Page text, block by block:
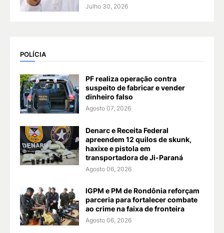
Julho 30, 2026
POLÍCIA
PF realiza operação contra
suspeito de fabricar e vender
dinheiro falso
Agosto 07, 2026
Denarc e Receita Federal
apreendem 12 quilos de skunk,
haxixe e pistola em
transportadora de Ji-Paraná
Agosto 06, 2026
IGPM e PM de Rondônia reforçam
parceria para fortalecer combate
ao crime na faixa de fronteira
Agosto 06, 2026